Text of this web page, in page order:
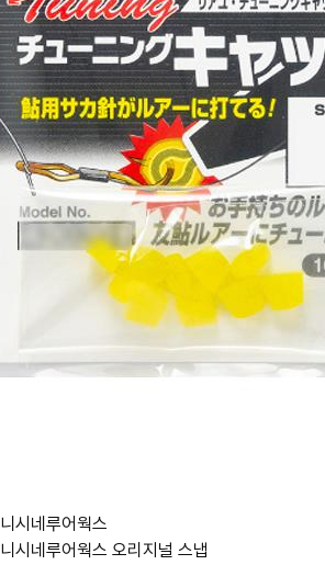
니시네루어웍스
니시네루어웍스 오리지널 스냅